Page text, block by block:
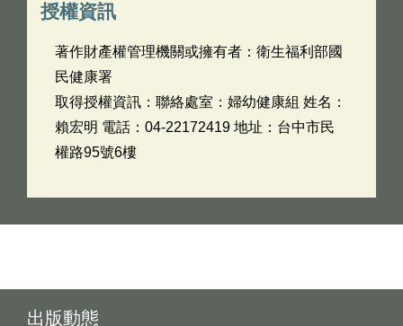
授權資訊
著作財產權管理機關或擁有者：衛生福利部國
民健康署
取得授權資訊：聯絡處室：婦幼健康組 姓名：
賴宏明 電話：04-22172419 地址：台中市民
權路95號6樓
出版動態